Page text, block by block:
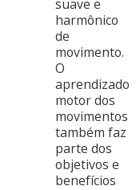
suave e
harmônico
de
movimento.
O
aprendizado
motor dos
movimentos
também faz
parte dos
objetivos e
benefícios